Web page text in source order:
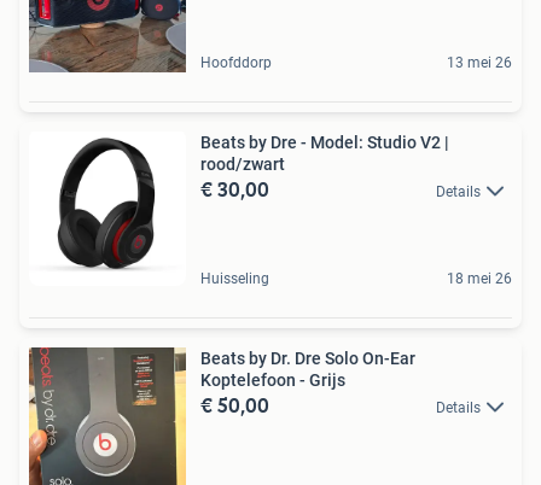
Hoofddorp 13 mei 26
Beats by Dre - Model: Studio V2 |
rood/zwart
€ 30,00 Details
Huisseling 18 mei 26
Beats by Dr. Dre Solo On-Ear
Koptelefoon - Grijs
€ 50,00 Details